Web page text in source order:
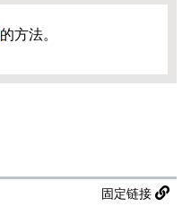
的方法。
固定链接